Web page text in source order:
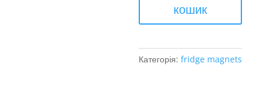
кошик
Категорія:fridge magnets